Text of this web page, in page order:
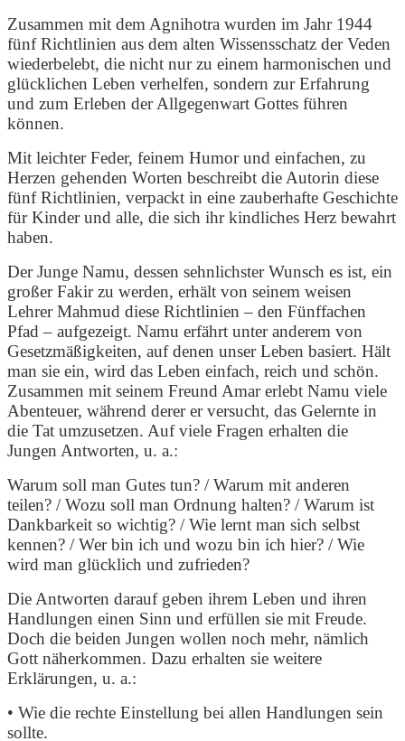
Zusammen mit dem Agnihotra wurden im Jahr 1944
fünf Richtlinien aus dem alten Wissensschatz der Veden
wiederbelebt, die nicht nur zu einem harmonischen und
glücklichen Leben verhelfen, sondern zur Erfahrung
und zum Erleben der Allgegenwart Gottes führen
können.
Mit leichter Feder, feinem Humor und einfachen, zu
Herzen gehenden Worten beschreibt die Autorin diese
fünf Richtlinien, verpackt in eine zauberhafte Geschichte
für Kinder und alle, die sich ihr kindliches Herz bewahrt
haben.
Der Junge Namu, dessen sehnlichster Wunsch es ist, ein
großer Fakir zu werden, erhält von seinem weisen
Lehrer Mahmud diese Richtlinien – den Fünffachen
Pfad – aufgezeigt. Namu erfährt unter anderem von
Gesetzmäßigkeiten, auf denen unser Leben basiert. Hält
man sie ein, wird das Leben einfach, reich und schön.
Zusammen mit seinem Freund Amar erlebt Namu viele
Abenteuer, während derer er versucht, das Gelernte in
die Tat umzusetzen. Auf viele Fragen erhalten die
Jungen Antworten, u. a.:
Warum soll man Gutes tun? / Warum mit anderen
teilen? / Wozu soll man Ordnung halten? / Warum ist
Dankbarkeit so wichtig? / Wie lernt man sich selbst
kennen? / Wer bin ich und wozu bin ich hier? / Wie
wird man glücklich und zufrieden?
Die Antworten darauf geben ihrem Leben und ihren
Handlungen einen Sinn und erfüllen sie mit Freude.
Doch die beiden Jungen wollen noch mehr, nämlich
Gott näherkommen. Dazu erhalten sie weitere
Erklärungen, u. a.:
• Wie die rechte Einstellung bei allen Handlungen sein
sollte.